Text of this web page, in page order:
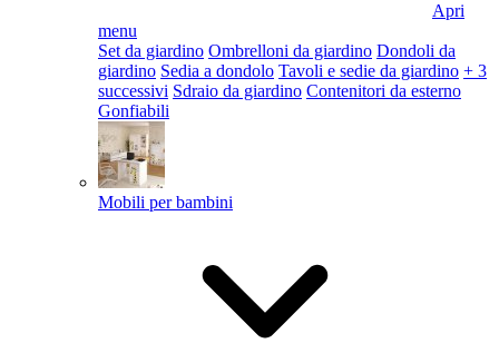
Apri
menu
Set da giardino Ombrelloni da giardino Dondoli da
giardino Sedia a dondolo Tavoli e sedie da giardino + 3
successivi Sdraio da giardino Contenitori da esterno
Gonfiabili
Mobili per bambini